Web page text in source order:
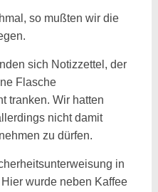
so mußten wir die
sich Notizzettel, der
Flasche
tranken. Wir hatten
nicht damit
zu dürfen.
in
wurde neben Kaffee